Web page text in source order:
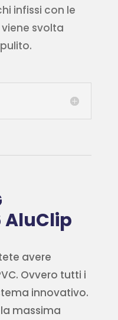
infissi con le
svolta
AluClip
avere
Ovvero tutti i
innovativo.
massima